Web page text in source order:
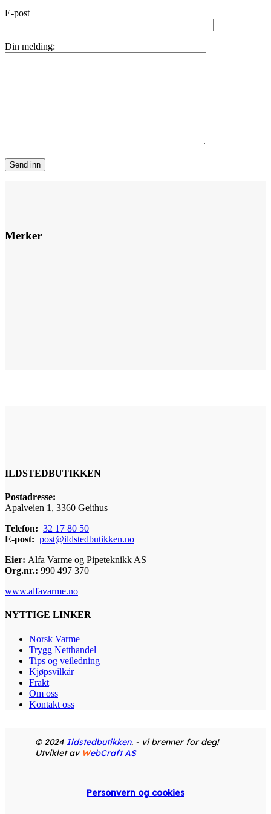
E-post
Din melding:
Merker
ILDSTEDBUTIKKEN
Postadresse:
Apalveien 1, 3360 Geithus
Telefon: 32 17 80 50
E-post: post@ildstedbutikken.no
Eier: Alfa Varme og Pipeteknikk AS
Org.nr.: 990 497 370
www.alfavarme.no
NYTTIGE LINKER
Norsk Varme
Trygg Netthandel
Tips og veiledning
Kjøpsvilkår
Frakt
Om oss
Kontakt oss
© 2024 Ildstedbutikken. - vi brenner for deg!
Utviklet av WebCraft AS
Personvern og cookies